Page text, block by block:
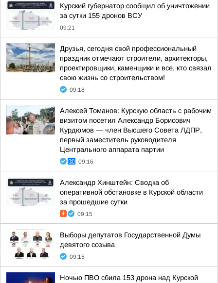
Курский губернатор сообщил об уничтожении
за сутки 155 дронов ВСУ
09:21
Друзья, сегодня свой профессиональный
праздник отмечают строители, архитекторы,
проектировщики, каменщики и все, кто связал
свою жизнь со строительством!
09:18
Алексей Томанов: Курскую область с рабочим
визитом посетил Александр Борисович
Курдюмов — член Высшего Совета ЛДПР,
первый заместитель руководителя
Центрального аппарата партии
09:16
Александр Хинштейн: Сводка об
оперативной обстановке в Курской области
за прошедшие сутки
09:15
Выборы депутатов Государственной Думы
девятого созыва
09:15
Ночью ПВО сбила 153 дрона над Курской